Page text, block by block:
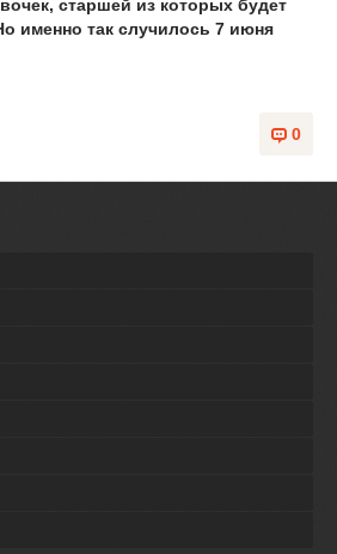
старшей из которых будет
именно так случилось 7 июня
0